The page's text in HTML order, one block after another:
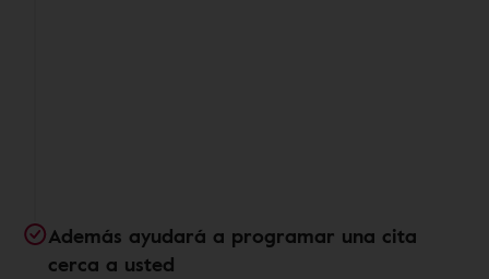
Además ayudará a programar una cita
cerca a usted